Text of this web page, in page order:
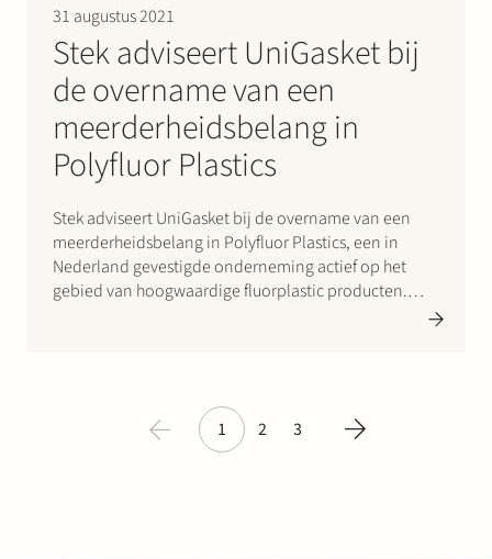
31 augustus 2021
Stek adviseert UniGasket bij
de overname van een
meerderheidsbelang in
Polyfluor Plastics
Stek adviseert UniGasket bij de overname van een
meerderheidsbelang in Polyfluor Plastics, een in
Nederland gevestigde onderneming actief op het
gebied van hoogwaardige fluorplastic producten.
UniGasket is een in Italie gevestigde onderneming en
1
2 3